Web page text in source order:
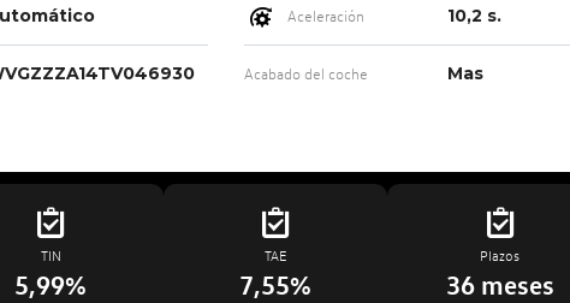
Aceleración 10,2 s.
Acabado del coche Mas
TIN
5,99%
TAE
7,55%
Plazos
36 meses